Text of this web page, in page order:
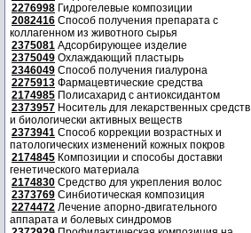
2276998 Гидрогелевые композиции
2082416 Способ получения препарата с
коллагенном из животного сырья
2375081 Адсорбирующее изделие
2375049 Охлаждающий пластырь
2346049 Способ получения гиалурона
2275913 Фармацевтические средства
2174985 Полисахарид с антиоксидантом
2373957 Носитель для лекарственных средств
и биологически активных веществ
2373941 Способ коррекции возрастных и
патологических изменений кожных покров
2174845 Композиции и способы доставки
генетического материала
2174830 Средство для укрепления волос
2373769 Синбиотическая композиция
2274472 Лечение апорно-двигательного
аппарата и болевых синдромов